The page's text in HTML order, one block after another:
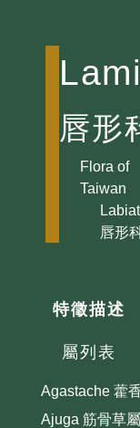
唇形
Flora of
Taiwan
唇形
特徵描述
屬列表
Agastache 藿
Ajuga 筋骨草屬